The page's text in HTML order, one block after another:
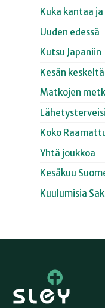
Kuka kantaa
Uuden edessä
Kutsu Japaniin
Kesän keskeltä
Matkojen
Koko
Yhtä joukkoa
Kesäkuu
Kuulumisia